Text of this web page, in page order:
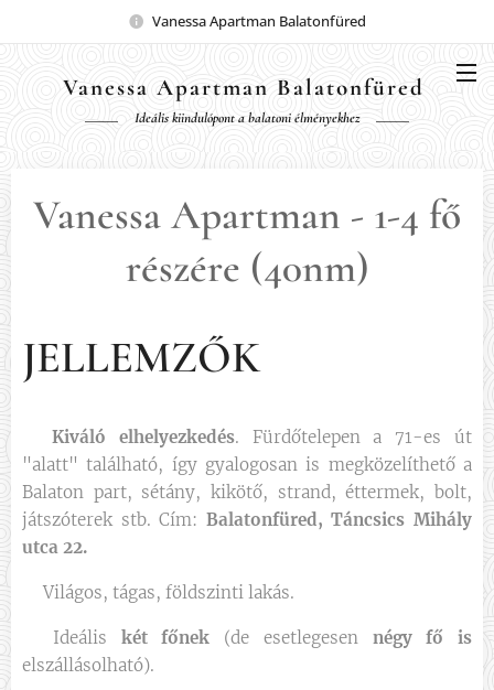
Vanessa Apartman Balatonfüred
Vanessa Apartman Balatonfüred
Ideális kiindulópont a balatoni élményekhez
Vanessa Apartman - 1-4 fő
részére (40nm)
JELLEMZŐK
Kiváló elhelyezkedés. Fürdőtelepen a 71-es út
"alatt" található, így gyalogosan is megközelíthető a
Balaton part, sétány, kikötő, strand, éttermek, bolt,
játszóterek stb. Cím: Balatonfüred, Táncsics Mihály
utca 22.
🏡Világos, tágas, földszinti lakás.
👥Ideális két főnek (de esetlegesen négyfő is
elszállásolható).